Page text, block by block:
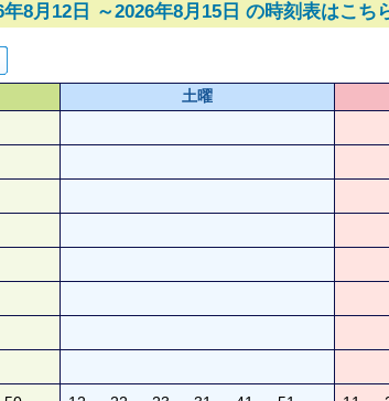
年8月12日 ～2026年8月15日 の時刻表はこち
土曜